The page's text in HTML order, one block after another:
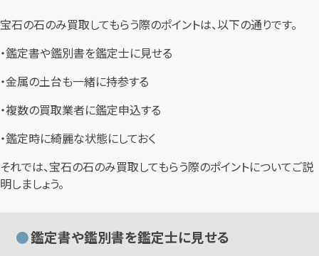
宝石の石のみ買取してもらう際のポイントは、以下の通りです。
・鑑定書や鑑別書を鑑定士に見せる
・金属の土台も一緒に持参する
・複数の買取業者に鑑定申込する
・鑑定時に綺麗な状態にしておく
それでは、宝石の石のみ買取してもらう際のポイントについてご説
明しましょう。
鑑定書や鑑別書を鑑定士に見せる